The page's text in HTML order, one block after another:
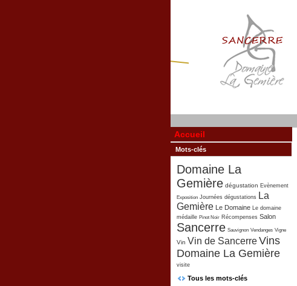
Accueil
Mots-clés
Domaine La
Gemière dégustation Evènement
Exposition Journées dégustations La
Gemière Le Domaine Le domaine
médaille Pinot Noir Récompenses Salon
Sancerre Sauvignon Vendanges Vigne
Vin Vin de SancerreVins
Domaine La Gemière
visite
Tous les mots-clés